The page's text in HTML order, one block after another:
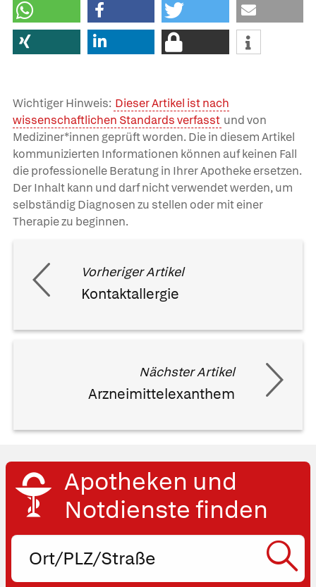
Wichtiger Hinweis: Dieser Artikel ist nach
wissenschaftlichen Standards verfasst und von
Mediziner*innen geprüft worden. Die in diesem Artikel
kommunizierten Informationen können auf keinen Fall
die professionelle Beratung in Ihrer Apotheke ersetzen.
Der Inhalt kann und darf nicht verwendet werden, um
selbständig Diagnosen zu stellen oder mit einer
Therapie zu beginnen.
Vorheriger Artikel
Kontaktallergie
Nächster Artikel
Arzneimittelexanthem
Apotheken und
Notdienste finden
Ort,
oder